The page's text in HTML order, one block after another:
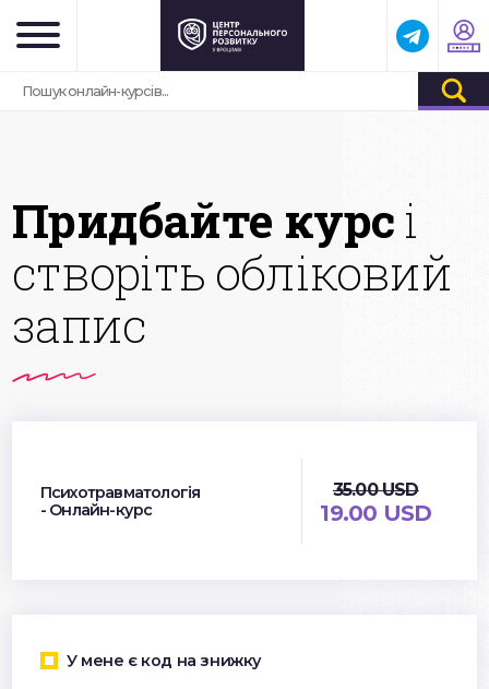
Придбайте курсі
створіть обліковий
запис
Психотравматологія
- Онлайн-курс
35.00 USD
19.00 USD
У мене є код на знижку